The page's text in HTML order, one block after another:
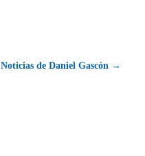
Noticias de Daniel Gascón →